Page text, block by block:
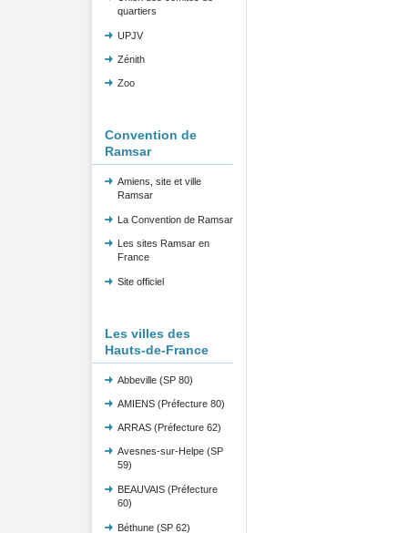
quartiers
UPJV
Zénith
Zoo
Convention de
Ramsar
Amiens, site et ville
Ramsar
La Convention de Ramsar
Les sites Ramsar en
France
Site officiel
Les villes des
Hauts-de-France
Abbeville (SP 80)
AMIENS (Préfecture 80)
ARRAS (Préfecture 62)
Avesnes-sur-Helpe (SP
59)
BEAUVAIS (Préfecture
60)
Béthune (SP 62)